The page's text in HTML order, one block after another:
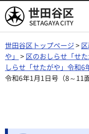
世田谷区
世田谷区トップページ >
や」 > 区のおしらせ「せ
しらせ「せたがや」令和6
令和6年1月1日号（8～11